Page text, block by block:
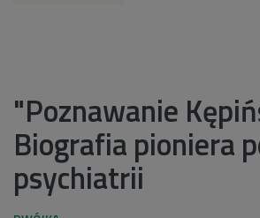
"Poznawanie
Biografia pioniera
psychiatrii